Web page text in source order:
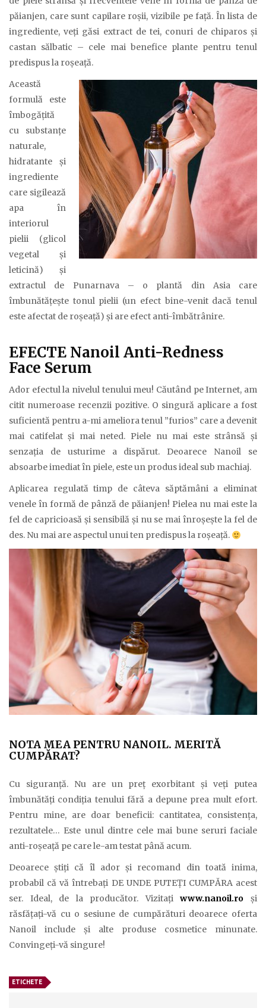
păianjen, care sunt capilare roșii, vizibile pe față. În lista de
ingrediente, veți găsi extract de tei, conuri de chiparos și
castan sălbatic – cele mai benefice plante pentru tenul
predispus la roșeață.
Această
formulă este
îmbogățită
cu substanțe
naturale,
hidratante și
ingrediente
care sigilează
apa în
interiorul
pielii (glicol
vegetal și
leticină) și
extractul de Punarnava – o plantă din Asia care
îmbunătățește tonul pielii (un efect bine-venit dacă tenul
este afectat de roșeață) și are efect anti-îmbătrânire.
EFECTE Nanoil Anti-Redness
Face Serum
Ador efectul la nivelul tenului meu! Căutând pe Internet, am
citit numeroase recenzii pozitive. O singură aplicare a fost
suficientă pentru a-mi ameliora tenul ”furios” care a devenit
mai catifelat și mai neted. Piele nu mai este strânsă și
senzația de usturime a dispărut. Deoarece Nanoil se
absoarbe imediat în piele, este un produs ideal sub machiaj.
Aplicarea regulată timp de câteva săptămâni a eliminat
venele în formă de pânză de păianjen! Pielea nu mai este la
fel de capricioasă și sensibilă și nu se mai înroșește la fel de
des. Nu mai are aspectul unui ten predispus la roșeață.
NOTA MEA PENTRU NANOIL. MERITĂ
CUMPĂRAT?
Cu siguranță. Nu are un preț exorbitant și veți putea
îmbunătăți condiția tenului fără a depune prea mult efort.
Pentru mine, are doar beneficii: cantitatea, consistența,
rezultatele… Este unul dintre cele mai bune seruri faciale
anti-roșeață pe care le-am testat până acum.
Deoarece știți că îl ador și recomand din toată inima,
probabil că vă întrebați DE UNDE PUTEȚI CUMPĂRA acest
ser. Ideal, de la producător. Vizitațiwww.nanoil.roși
răsfățați-vă cu o sesiune de cumpărături deoarece oferta
Nanoil include și alte produse cosmetice minunate.
Convingeți-vă singure!
ETICHETE